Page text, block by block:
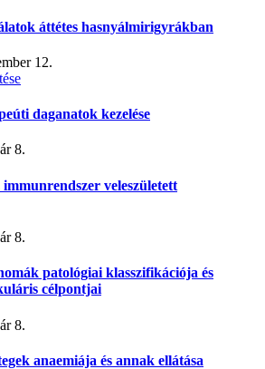
áttétes hasnyálmirigyrákban
12.
daganatok kezelése
8.
veleszületett
8.
patológiai klasszifikációja és
célpontjai
8.
anaemiája és annak ellátása